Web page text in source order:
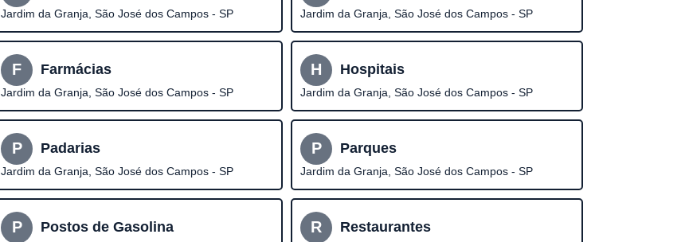
Jardim da Granja, São José dos Campos - SP Jardim da Granja, São José dos Campos - SP
F Farmácias
Jardim da Granja, São José dos Campos - SP
H Hospitais
Jardim da Granja, São José dos Campos - SP
P Padarias
Jardim da Granja, São José dos Campos - SP
P Parques
Jardim da Granja, São José dos Campos - SP
P Postos de Gasolina R Restaurantes